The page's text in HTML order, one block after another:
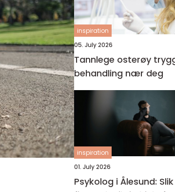
inspiration
05. July 2026
Tannlege osterøy trygg
behandling nær deg
inspiration
01. July 2026
Psykolog i Ålesund: Slik